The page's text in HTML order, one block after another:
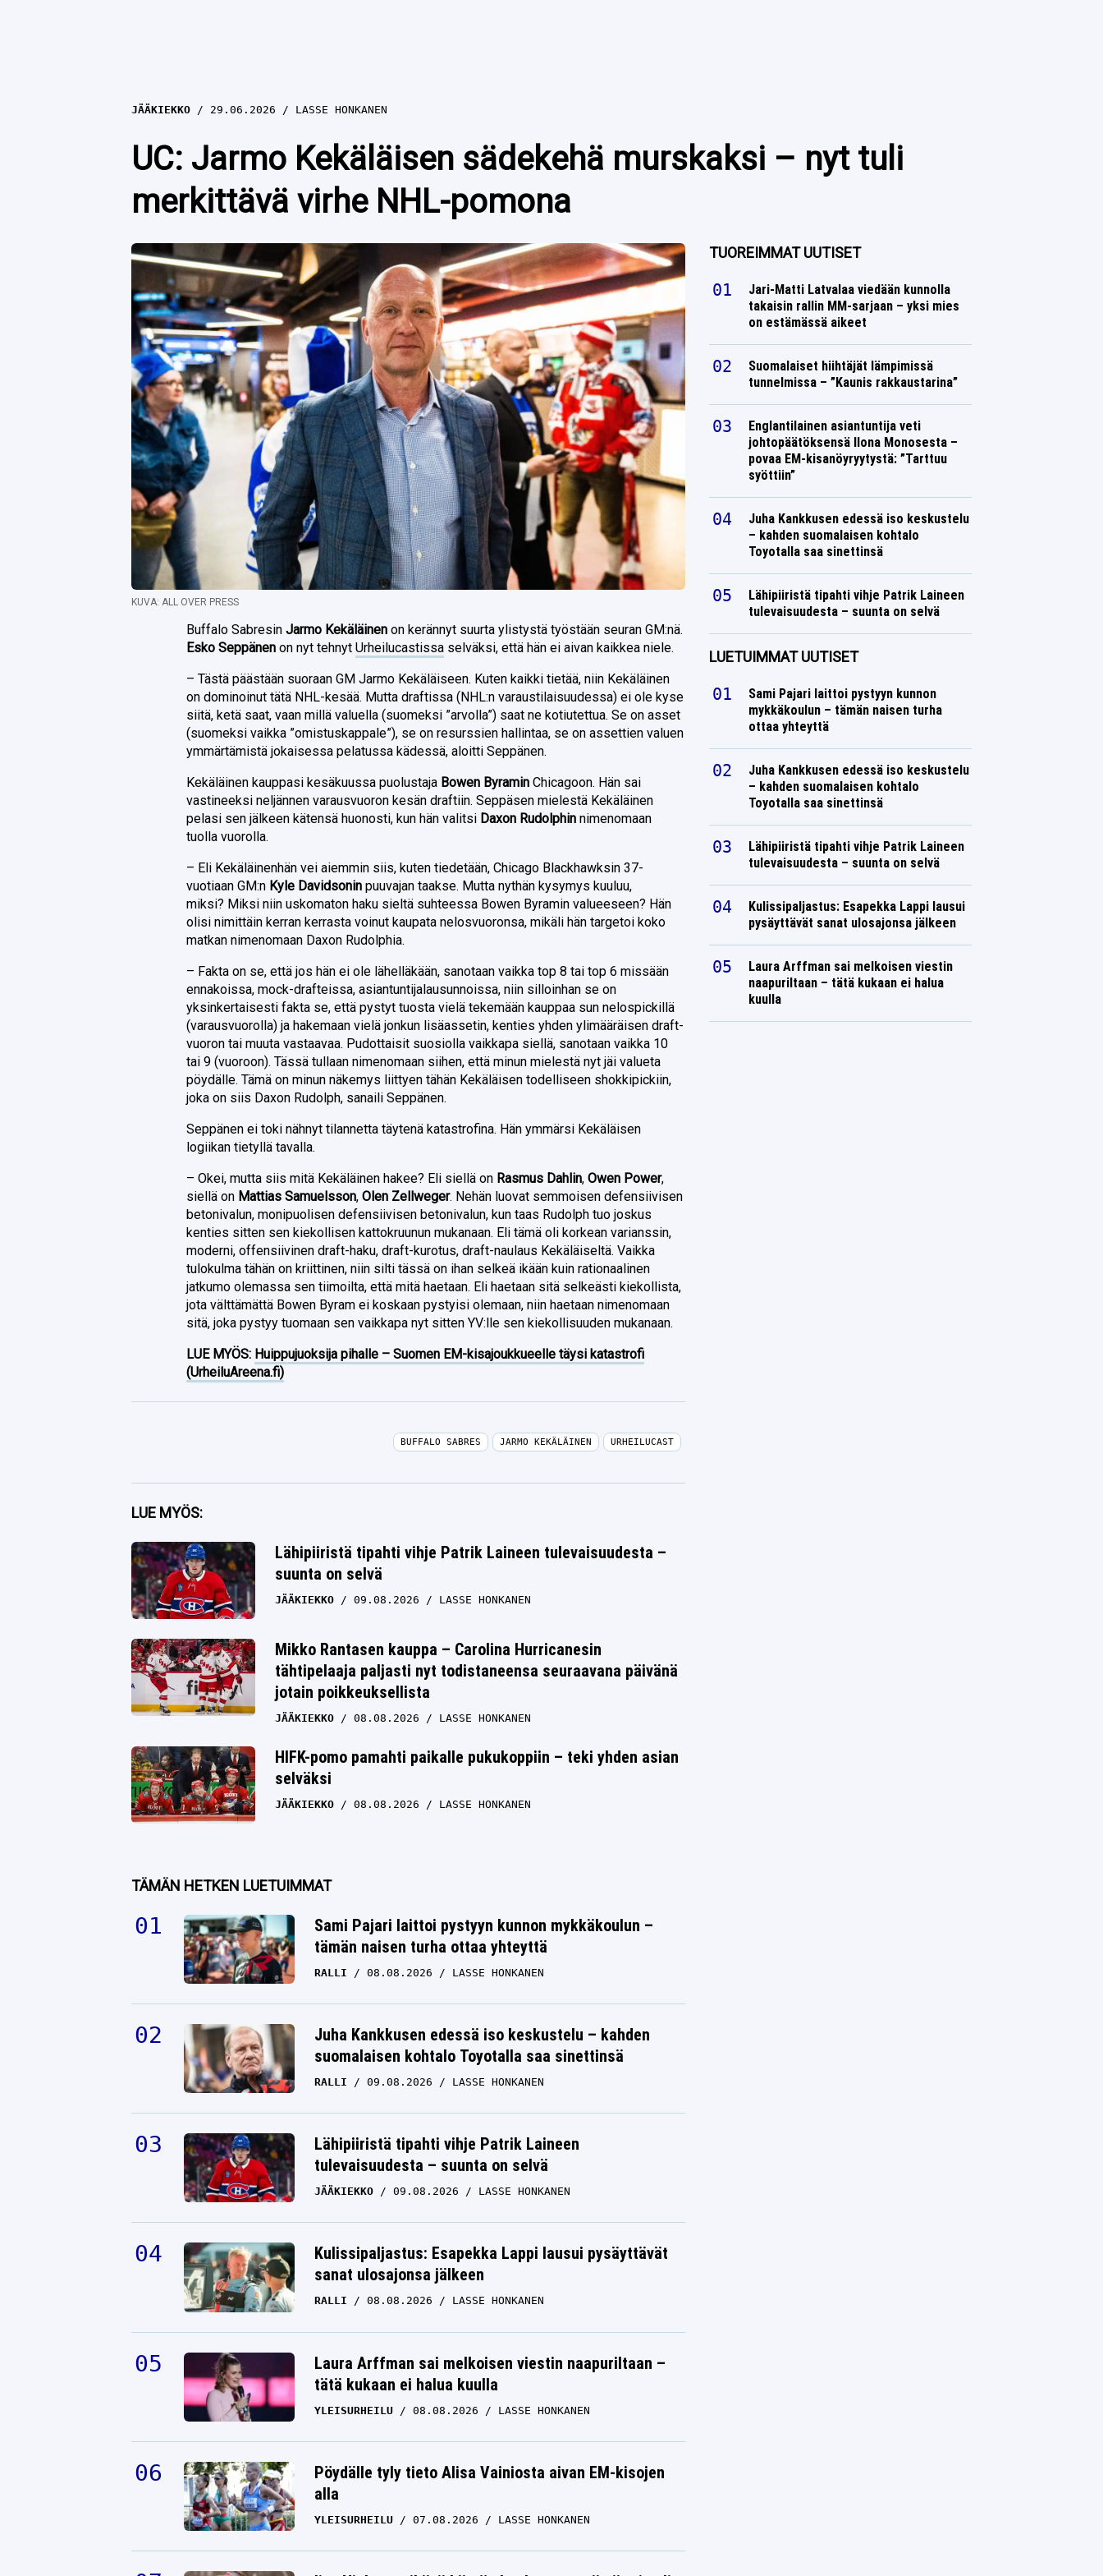
JÄÄKIEKKO 29.06.2026 LASSE HONKANEN
UC: Jarmo Kekäläisen sädekehä murskaksi – nyt tuli
merkittävä virhe NHL-pomona
KUVA: ALL OVER PRESS
Buffalo SabresinJarmo Kekäläinen on kerännyt suurta ylistystä työstään seuran GM:nä.
Esko Seppänen on nyt tehnytUrheilucastissa selväksi, että hän ei aivan kaikkea niele.
– Tästä päästään suoraan GM Jarmo Kekäläiseen. Kuten kaikki tietää, niin Kekäläinen
on dominoinut tätä NHL-kesää. Mutta draftissa (NHL:n varaustilaisuudessa) ei ole kyse
siitä, ketä saat, vaan millä valuella (suomeksi ”arvolla”) saat ne kotiutettua. Se on asset
(suomeksi vaikka ”omistuskappale”), se on resurssien hallintaa, se on assettien valuen
ymmärtämistä jokaisessa pelatussa kädessä, aloitti Seppänen.
Kekäläinen kauppasi kesäkuussa puolustaja Bowen Byramin Chicagoon. Hän sai
vastineeksi neljännen varausvuoron kesän draftiin. Seppäsen mielestä Kekäläinen
pelasi sen jälkeen kätensä huonosti, kun hän valitsi Daxon Rudolphin nimenomaan
tuolla vuorolla.
– Eli Kekäläinenhän vei aiemmin siis, kuten tiedetään, Chicago Blackhawksin 37-
vuotiaan GM:n Kyle Davidsonin puuvajan taakse. Mutta nythän kysymys kuuluu,
miksi? Miksi niin uskomaton haku sieltä suhteessa Bowen Byramin valueeseen? Hän
olisi nimittäin kerran kerrasta voinut kaupata nelosvuoronsa, mikäli hän targetoi koko
matkan nimenomaan Daxon Rudolphia.
– Fakta on se, että jos hän ei ole lähelläkään, sanotaan vaikka top 8 tai top 6 missään
ennakoissa, mock-drafteissa, asiantuntijalausunnoissa, niin silloinhan se on
yksinkertaisesti fakta se, että pystyt tuosta vielä tekemään kauppaa sun nelospickillä
(varausvuorolla) ja hakemaan vielä jonkun lisäassetin, kenties yhden ylimääräisen draft-
vuoron tai muuta vastaavaa. Pudottaisit suosiolla vaikkapa siellä, sanotaan vaikka 10
tai 9 (vuoroon). Tässä tullaan nimenomaan siihen, että minun mielestä nyt jäi valueta
pöydälle. Tämä on minun näkemys liittyen tähän Kekäläisen todelliseen shokkipickiin,
joka on siis Daxon Rudolph, sanaili Seppänen.
Seppänen ei toki nähnyt tilannetta täytenä katastrofina. Hän ymmärsi Kekäläisen
logiikan tietyllä tavalla.
– Okei, mutta siis mitä Kekäläinen hakee? Eli siellä on Rasmus Dahlin,Owen Power,
siellä on Mattias Samuelsson,Olen Zellweger. Nehän luovat semmoisen defensiivisen
betonivalun, monipuolisen defensiivisen betonivalun, kun taas Rudolph tuo joskus
kenties sitten sen kiekollisen kattokruunun mukanaan. Eli tämä oli korkean varianssin,
moderni, offensiivinen draft-haku, draft-kurotus, draft-naulaus Kekäläiseltä. Vaikka
tulokulma tähän on kriittinen, niin silti tässä on ihan selkeä ikään kuin rationaalinen
jatkumo olemassa sen tiimoilta, että mitä haetaan. Eli haetaan sitä selkeästi kiekollista,
jota välttämättä Bowen Byram ei koskaan pystyisi olemaan, niin haetaan nimenomaan
sitä, joka pystyy tuomaan sen vaikkapa nyt sitten YV:lle sen kiekollisuuden mukanaan.
LUE MYÖS: Huippujuoksija pihalle – Suomen EM-kisajoukkueelle täysi katastrofi
(UrheiluAreena.fi)
Facebook
Twitter
Whatsapp
BUFFALO SABRES JARMO KEKÄLÄINEN URHEILUCAST
LUE MYÖS:
Lähipiiristä tipahti vihje Patrik Laineen tulevaisuudesta –
suunta on selvä
JÄÄKIEKKO 09.08.2026 LASSE HONKANEN
Mikko Rantasen kauppa – Carolina Hurricanesin
tähtipelaaja paljasti nyt todistaneensa seuraavana päivänä
jotain poikkeuksellista
JÄÄKIEKKO 08.08.2026 LASSE HONKANEN
HIFK-pomo pamahti paikalle pukukoppiin – teki yhden asian
selväksi
JÄÄKIEKKO 08.08.2026 LASSE HONKANEN
TÄMÄN HETKEN LUETUIMMAT
Sami Pajari laittoi pystyyn kunnon mykkäkoulun –
tämän naisen turha ottaa yhteyttä
RALLI 08.08.2026 LASSE HONKANEN
Juha Kankkusen edessä iso keskustelu – kahden
suomalaisen kohtalo Toyotalla saa sinettinsä
RALLI 09.08.2026 LASSE HONKANEN
Lähipiiristä tipahti vihje Patrik Laineen
tulevaisuudesta – suunta on selvä
JÄÄKIEKKO 09.08.2026 LASSE HONKANEN
Kulissipaljastus: Esapekka Lappi lausui pysäyttävät
sanat ulosajonsa jälkeen
RALLI 08.08.2026 LASSE HONKANEN
Laura Arffman sai melkoisen viestin naapuriltaan –
tätä kukaan ei halua kuulla
YLEISURHEILU 08.08.2026 LASSE HONKANEN
Pöydälle tyly tieto Alisa Vainiosta aivan EM-kisojen
alla
YLEISURHEILU 07.08.2026 LASSE HONKANEN
TUOREIMMAT UUTISET
Jari-Matti Latvalaa viedään kunnolla
takaisin rallin MM-sarjaan – yksi mies
on estämässä aikeet
Suomalaiset hiihtäjät lämpimissä
tunnelmissa – ”Kaunis rakkaustarina”
Englantilainen asiantuntija veti
johtopäätöksensä Ilona Monosesta –
povaa EM-kisanöyryytystä: ”Tarttuu
syöttiin”
Juha Kankkusen edessä iso keskustelu
– kahden suomalaisen kohtalo
Toyotalla saa sinettinsä
Lähipiiristä tipahti vihje Patrik Laineen
tulevaisuudesta – suunta on selvä
LUETUIMMAT UUTISET
Sami Pajari laittoi pystyyn kunnon
mykkäkoulun – tämän naisen turha
ottaa yhteyttä
Juha Kankkusen edessä iso keskustelu
– kahden suomalaisen kohtalo
Toyotalla saa sinettinsä
Lähipiiristä tipahti vihje Patrik Laineen
tulevaisuudesta – suunta on selvä
Kulissipaljastus: Esapekka Lappi lausui
pysäyttävät sanat ulosajonsa jälkeen
Laura Arffman sai melkoisen viestin
naapuriltaan – tätä kukaan ei halua
kuulla